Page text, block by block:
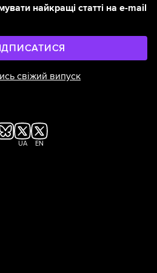
найкращі статті на e-mail
свіжий випуск
UA EN